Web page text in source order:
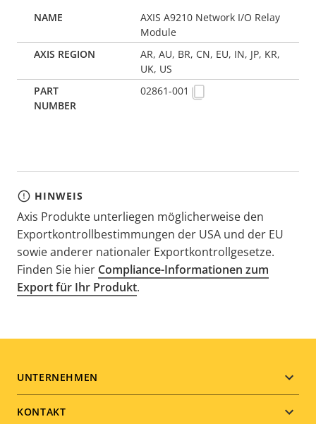
AXIS A9210 Network I/O Relay
Module
AR, AU, BR, CN, EU, IN, JP, KR,
UK, US
02861-001
HINWEIS
Axis Produkte unterliegen möglicherweise den
Exportkontrollbestimmungen der USA und der EU
sowie anderer nationaler Exportkontrollgesetze.
Finden Sie hier Compliance-Informationen zum
Export für Ihr Produkt.
Footer
menu
UNTERNEHMEN
KONTAKT